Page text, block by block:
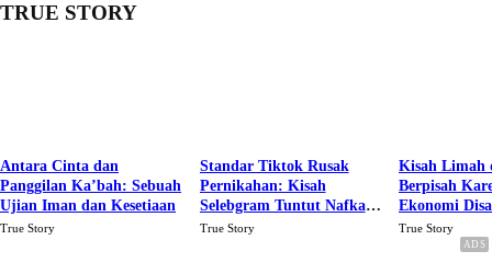
TRUE STORY
Antara Cinta dan
Panggilan Ka’bah: Sebuah
Ujian Iman dan Kesetiaan
True Story
Standar Tiktok Rusak
Pernikahan: Kisah
Selebgram Tuntut Nafkah
Rp.15 Juta Perbulan
True Story
Kisah Limah
Berpisah
Ekonomi
Karena Cinta
True Story